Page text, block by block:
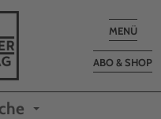
Toggle
MENÜ
ABO & SHOP